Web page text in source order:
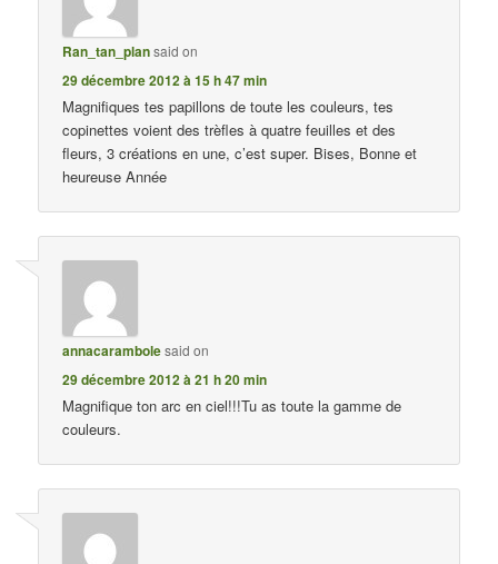
Ran_tan_plansaid on
29 décembre 2012 à 15 h 47 min
Magnifiques tes papillons de toute les couleurs, tes
copinettes voient des trèfles à quatre feuilles et des
fleurs, 3 créations en une, c’est super. Bises, Bonne et
heureuse Année
annacarambolesaid on
29 décembre 2012 à 21 h 20 min
Magnifique ton arc en ciel!!!Tu as toute la gamme de
couleurs.